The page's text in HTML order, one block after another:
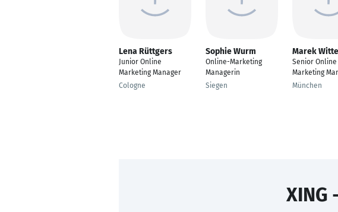
Lena Rüttgers
Junior Online
Marketing Manager
Cologne
Sophie Wurm
Online-Marketing
Managerin
Siegen
Marek Witte
Senior Online
Marketing
München
XING